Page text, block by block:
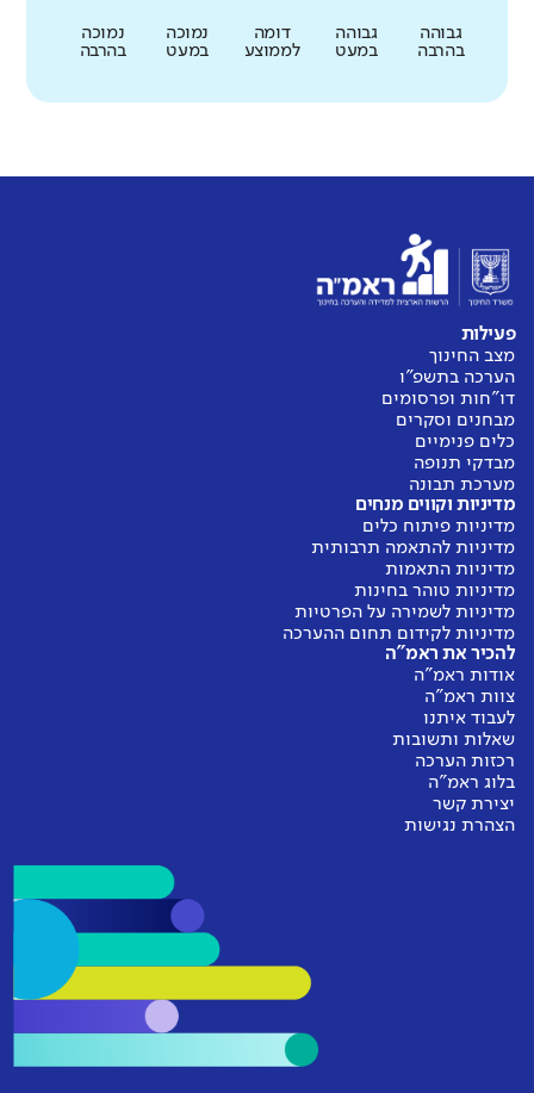
גבוהה
בהרבה
גבוהה
במעט
דומה
לממוצע
נמוכה
במעט
נמוכה
בהרבה
פעילות
מצב החינוך
הערכה בתשפ"ו
דו"חות ופרסומים
מבחנים וסקרים
כלים פנימיים
מבדקי תנופה
מערכת תבונה
מדיניות וקווים מנחים
מדיניות פיתוח כלים
מדיניות להתאמה תרבותית
מדיניות התאמות
מדיניות טוהר בחינות
מדיניות לשמירה על הפרטיות
מדיניות לקידום תחום ההערכה
להכיר את ראמ"ה
אודות ראמ"ה
צוות ראמ"ה
לעבוד איתנו
שאלות ותשובות
רכזות הערכה
בלוג ראמ"ה
יצירת קשר
הצהרת נגישות